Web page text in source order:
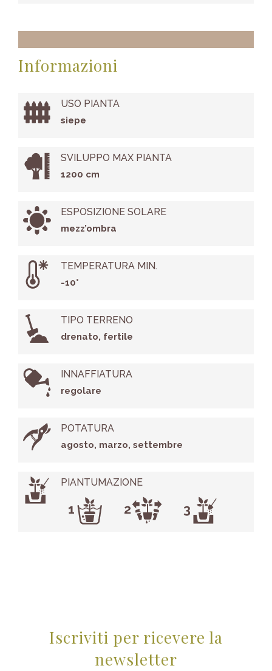
Informazioni
USO PIANTA
siepe
SVILUPPO MAX PIANTA
1200 cm
ESPOSIZIONE SOLARE
mezz’ombra
TEMPERATURA MIN.
-10°
TIPO TERRENO
drenato, fertile
INNAFFIATURA
regolare
POTATURA
agosto, marzo, settembre
PIANTUMAZIONE
Iscriviti per ricevere la
newsletter